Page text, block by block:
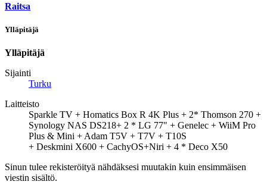
Raitsa
Ylläpitäjä
Ylläpitäjä
Sijainti
Turku
Laitteisto
Sparkle TV + Homatics Box R 4K Plus + 2* Thomson 270 +
Synology NAS DS218+ 2 * LG 77" + Genelec + WiiM Pro
Plus & Mini + Adam T5V + T7V + T10S
+ Deskmini X600 + CachyOS+Niri + 4 * Deco X50
Sinun tulee rekisteröityä nähdäksesi muutakin kuin ensimmäisen
viestin sisältö.